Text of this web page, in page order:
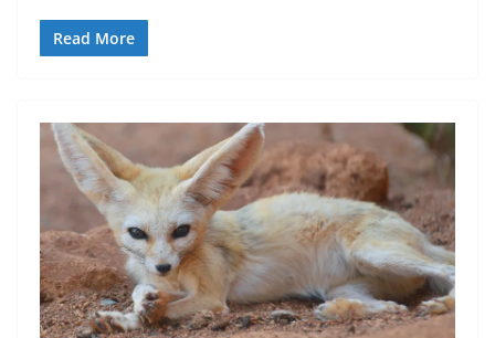
Read More